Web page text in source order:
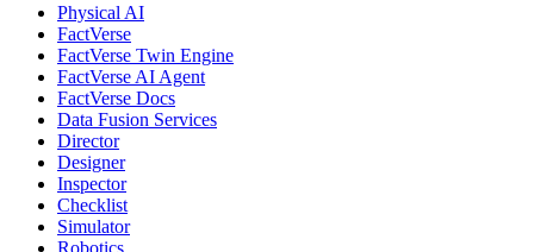
Physical AI
FactVerse
FactVerse Twin Engine
FactVerse AI Agent
FactVerse Docs
Data Fusion Services
Director
Designer
Inspector
Checklist
Simulator
Robotics